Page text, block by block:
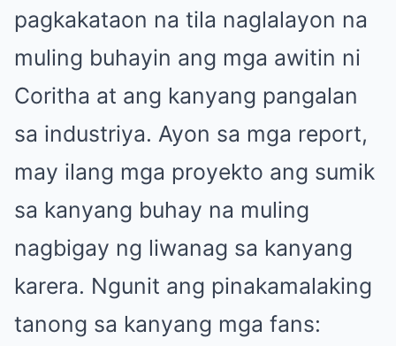
pagkakataon na tila naglalayon na
muling buhayin ang mga awitin ni
Coritha at ang kanyang pangalan
sa industriya. Ayon sa mga report,
may ilang mga proyekto ang sumik
sa kanyang buhay na muling
nagbigay ng liwanag sa kanyang
karera. Ngunit ang pinakamalaking
tanong sa kanyang mga fans: